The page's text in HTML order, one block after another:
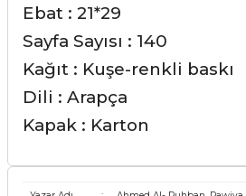
Ebat : 21*29
Sayfa Sayısı : 140
Kağıt : Kuşe-renkli baskı
Dili : Arapça
Kapak : Karton